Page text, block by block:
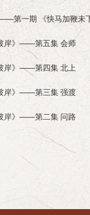
第一期 《快马加鞭未
岸》——第五集 会师
岸》——第四集 北上
岸》——第三集 强渡
岸》——第二集 问路